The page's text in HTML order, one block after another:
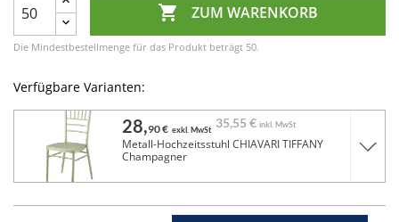
 ZUM WARENKORB
Die Mindestbestellmenge für das Produkt beträgt 50.
Verfügbare Varianten:
28,90 € exkl. MwSt 35,55 € inkl. MwSt
Metall-Hochzeitsstuhl CHIAVARI TIFFANY
Champagner